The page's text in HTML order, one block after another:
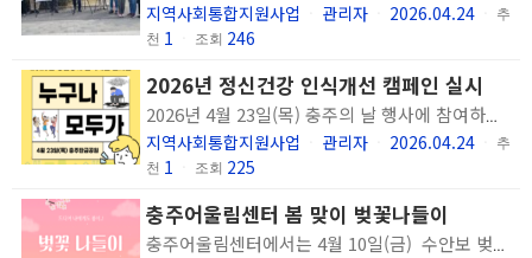
지역사회통합지원사업 관리자 2026.04.24
추
천 1 조회 246
2026년 정신건강 인식개선 캠페인 실시
2026년 4월 23일(목) 충주의 날 행사에 참여하여 정신건강 인식개선 캠페인을 실시하였습니다. 많은 시민분들이 관심가져주시고 당사자분들의 설명과 이야기에 귀 기울여 주셨습니다. 누구나 힘든 순간이 있고, 모두가 행복할 수 있습니다. 앞으로도 모두가 지역사회에서 건강하게 살아갈 수 있도록 지원하겠습니다.
지역사회통합지원사업 관리자 2026.04.24
추
천 1 조회 225
충주어울림센터 봄 맞이 벚꽃나들이
충주어울림센터에서는 4월 10일(금) 수안보 벚꽃축제에 참여하여 만개한 벚꽃을 감상하고, 다양한 축제 부스를 체험하는 봄 맞이 벚꽃 나들이를 진행하였습니다.